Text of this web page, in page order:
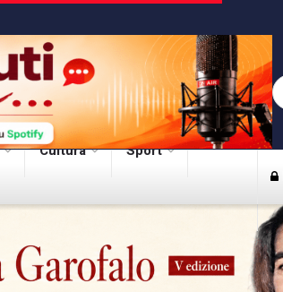
Cultura Sport